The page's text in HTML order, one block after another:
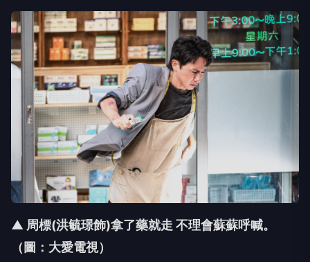
▲ 周標(洪毓璟飾)拿了藥就走 不理會蘇蘇呼喊。
（圖：大愛電視）